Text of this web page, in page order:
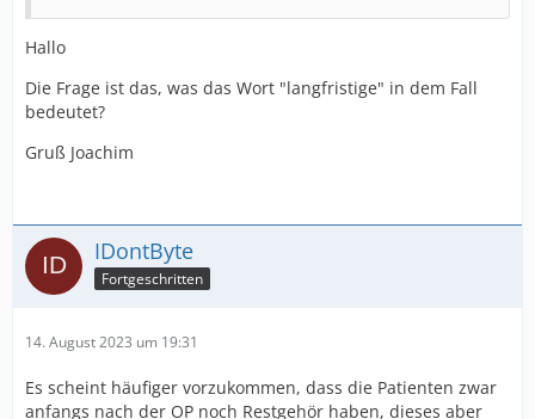
Hallo
Die Frage ist das, was das Wort "langfristige" in dem Fall
bedeutet?
Gruß Joachim
IDontByte
Fortgeschritten
14. August 2023 um 19:31
Es scheint häufiger vorzukommen, dass die Patienten zwar
anfangs nach der OP noch Restgehör haben, dieses aber